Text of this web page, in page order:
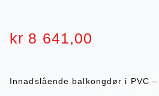
kr 8 641,00
Innadslående balkongdør i PVC –